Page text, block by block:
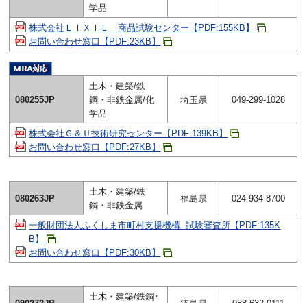
学品
株式会社ＬＩＸＩＬ 商品試験センター【PDF:155KB】
お問い合わせ窓口【PDF:23KB】
080255JP
土木・建築/鉄
鋼・非鉄金属/化
学品
埼玉県 049-299-1028
株式会社Ｇ＆Ｕ技術研究センター【PDF:139KB】
お問い合わせ窓口【PDF:27KB】
080263JP
土木・建築/鉄
鋼・非鉄金属
福島県 024-934-8700
一般財団法人ふくしま市町村支援機構 試験審査所【PDF:135K
B】
お問い合わせ窓口【PDF:30KB】
土木・建築/鉄鋼･